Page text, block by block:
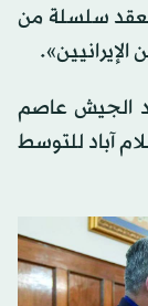
سلسلة من
الجيش عاصم
آباد للتوسط